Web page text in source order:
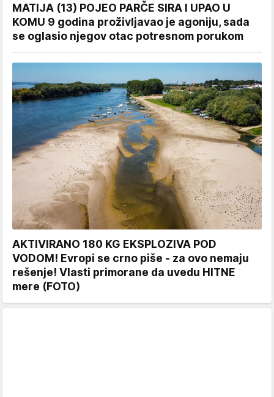
MATIJA (13) POJEO PARČE SIRA I UPAO U
KOMU 9 godina proživljavao je agoniju, sada
se oglasio njegov otac potresnom porukom
AKTIVIRANO 180 KG EKSPLOZIVA POD
VODOM! Evropi se crno piše - za ovo nemaju
rešenje! Vlasti primorane da uvedu HITNE
mere (FOTO)